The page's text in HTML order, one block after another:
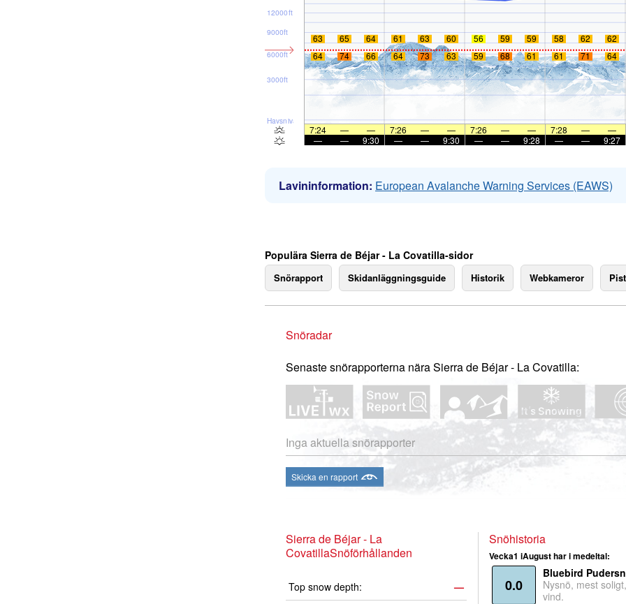
Havsnivå
3000ft
6000ft
9000ft
12000ft
63 65 64 61 63 60 56 59 59 58 62 62
64
74 66 64 73 63 59 68 61 61 71 64
7:24 — — 7:26 — — 7:26 — — 7:28 — —
—
— 9:30 — — 9:30 — — 9:28 — — 9:27
Lavininformation: European Avalanche Warning Services (EAWS)
Populära Sierra de Béjar - La Covatilla-sidor
Snörapport Skidanläggningsguide Historik Webkameror
Snöradar
Senaste snörapporterna nära Sierra de Béjar - La Covatilla:
Inga aktuella snörapporter
Skicka en rapport
Sierra de Béjar - La
CovatillaSnöförhållanden
Top snow depth:
—
Snöhistoria
Vecka1 iAugust har i medeltal:
0.0
Bluebird
Nysnö, mest
vind.